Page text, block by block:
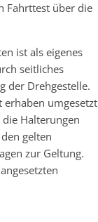
Fahrttest über die
ist als eigenes
seitliches
der Drehgestelle.
umgesetzt
Halterungen
gelten
zur Geltung.